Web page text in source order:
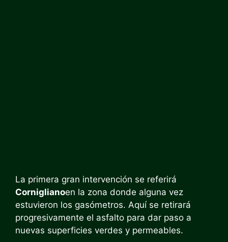
La primera gran intervención se referirá
Corniglianoen la zona donde alguna vez
estuvieron los gasómetros. Aquí se retirará
progresivamente el asfalto para dar paso a
nuevas superficies verdes y permeables.